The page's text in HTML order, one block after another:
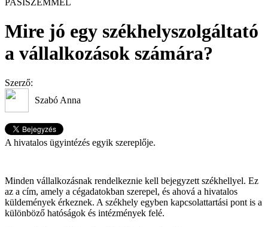
PASISZEMMEL
Mire jó egy székhelyszolgáltató
a vállalkozások számára?
Szerző:
Szabó Anna
A hivatalos ügyintézés egyik szereplője.
Minden vállalkozásnak rendelkeznie kell bejegyzett székhellyel. Ez
az a cím, amely a cégadatokban szerepel, és ahová a hivatalos
küldemények érkeznek. A székhely egyben kapcsolattartási pont is a
különböző hatóságok és intézmények felé.